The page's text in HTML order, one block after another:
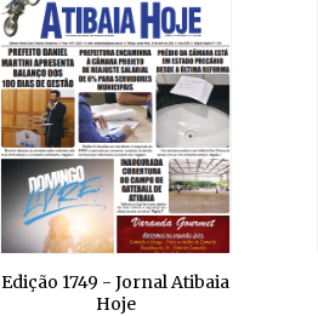
Edição 1749 - Jornal Atibaia
Hoje